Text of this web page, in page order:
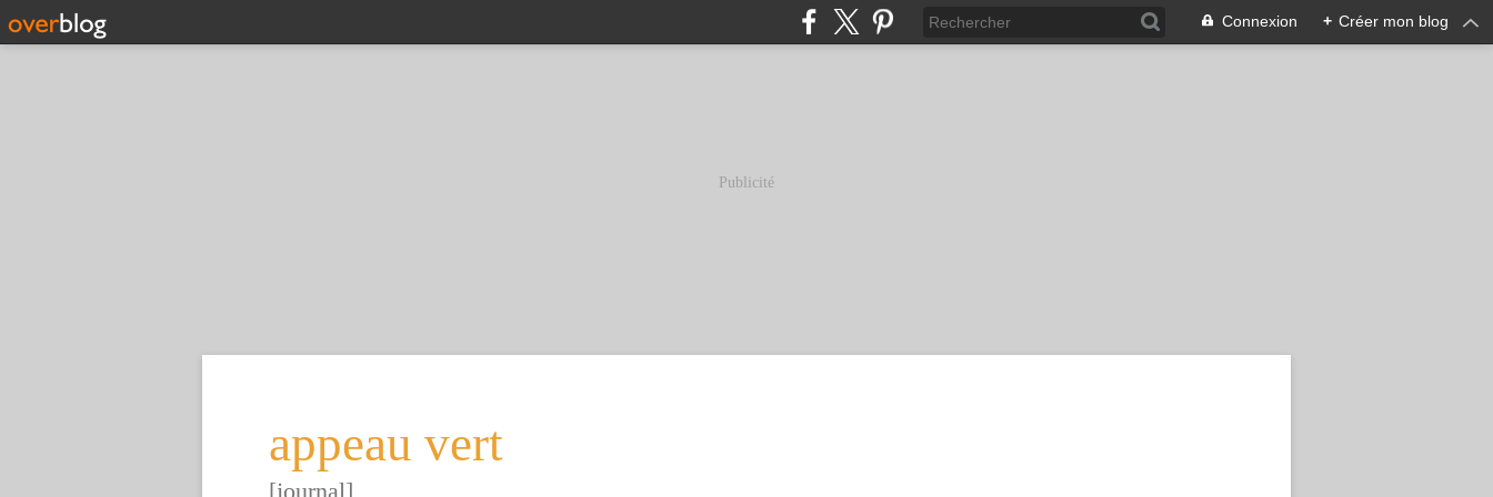
Connexion + Créer mon blog
Publicité
appeau vert
[journal]